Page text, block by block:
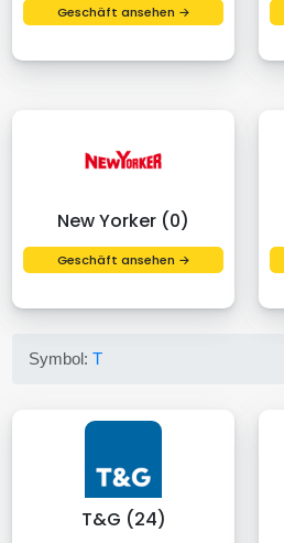
Geschäft ansehen →
New Yorker (0)
Geschäft ansehen →
Symbol:T
T&G (24)